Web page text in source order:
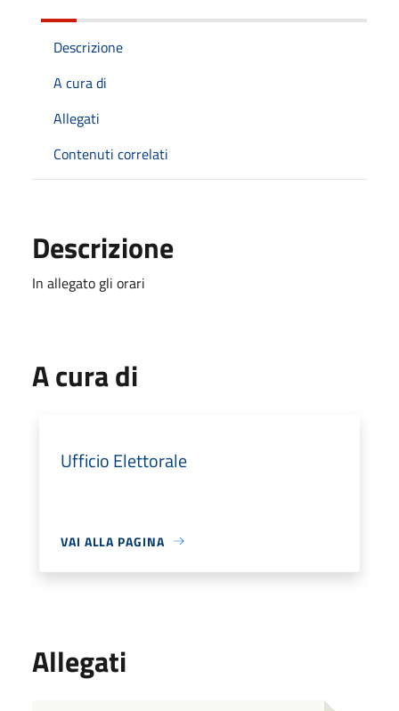
Descrizione
A cura di
Allegati
Contenuti correlati
Descrizione
In allegato gli orari
A cura di
Ufficio Elettorale
VAI ALLA PAGINA
Allegati